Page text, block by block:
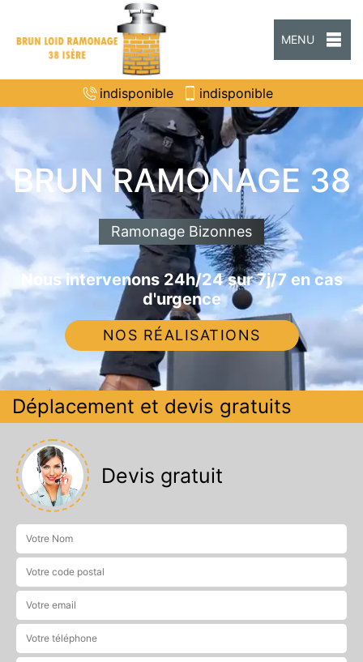
MENU
indisponible indisponible
BRUN RAMONAGE 38
Ramonage Bizonnes
Nous intervenons 24h/24 sur 7j/7 en cas
d'urgence
NOS RÉALISATIONS
Déplacement et devis gratuits
Devis gratuit